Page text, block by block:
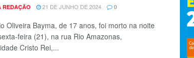
REDAÇÃO 21 DE JUNHO DE 2024 0
Oliveira Bayma, de 17 anos, foi morto na noite
feira (21), na rua Rio Amazonas,
Cristo Rei,...